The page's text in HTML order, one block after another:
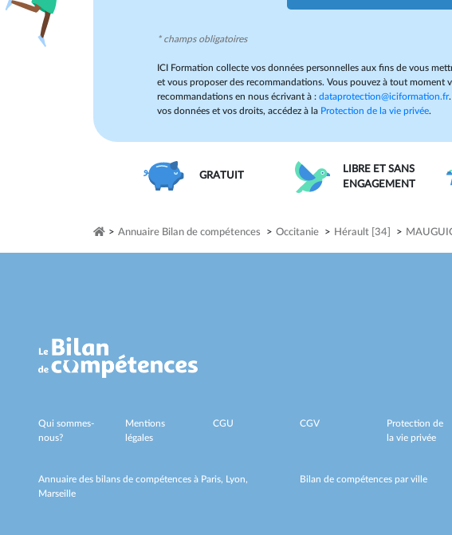
* champs obligatoires
ICI Formation collecte vos données personnelles aux fins de vous
et vous proposer des recommandations. Vous pouvez à tout moment
recommandations en nous écrivant à : dataprotection@iciformation.fr
vos données et vos droits, accédez à la Protection de la vie privée.
GRATUIT
LIBRE ET SANS
ENGAGEMENT
> Annuaire Bilan de compétences > Occitanie > Hérault [34] >
Qui sommes-
nous?
Mentions
légales
CGU CGV
Protection de
la vie privée
Annuaire des bilans de compétences à Paris, Lyon,
Marseille
Bilan de compétences par ville